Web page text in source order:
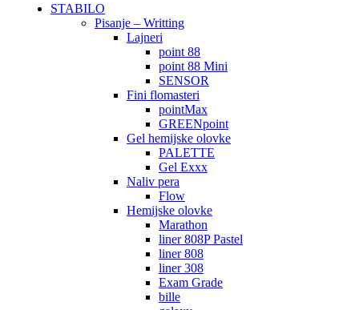
STABILO
Pisanje – Writting
Lajneri
point 88
point 88 Mini
SENSOR
Fini flomasteri
pointMax
GREENpoint
Gel hemijske olovke
PALETTE
Gel Exxx
Naliv pera
Flow
Hemijske olovke
Marathon
liner 808P Pastel
liner 808
liner 308
Exam Grade
bille